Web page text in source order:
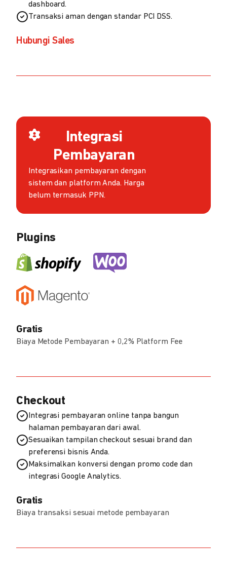
dashboard.
Transaksi aman dengan standar PCI DSS.
Hubungi Sales
Integrasi
Pembayaran
Integrasikan pembayaran dengan
sistem dan platform Anda. Harga
belum termasuk PPN.
Plugins
Gratis
Biaya Metode Pembayaran + 0,2% Platform Fee
Checkout
Integrasi pembayaran online tanpa bangun
halaman pembayaran dari awal.
Sesuaikan tampilan checkout sesuai brand dan
preferensi bisnis Anda.
Maksimalkan konversi dengan promo code dan
integrasi Google Analytics.
Gratis
Biaya transaksi sesuai metode pembayaran